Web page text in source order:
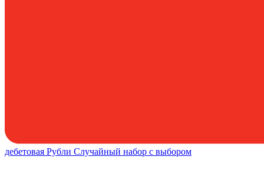
дебетовая Рубли Случайный набор с выбором